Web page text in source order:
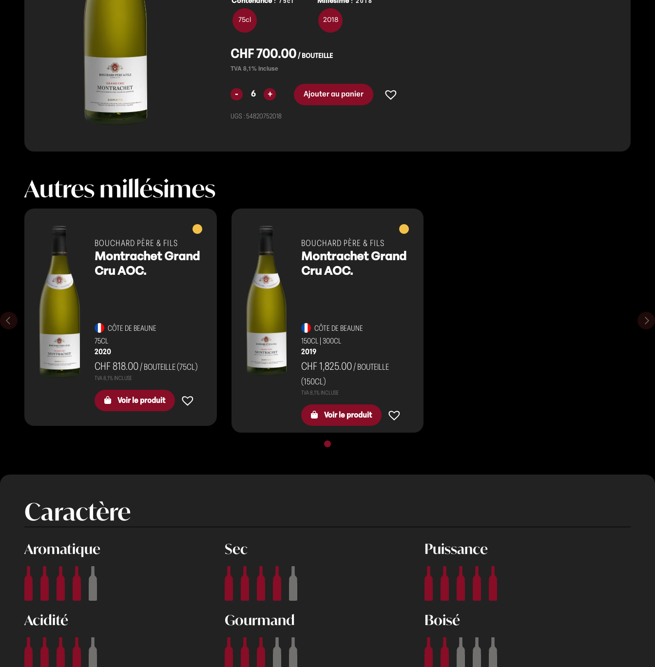
75cl 2018
CHF700.00
Ajouter au panier
UGS : 54820752018
Autres millésimes
Vins
blancs
BOUCHARD PÈRE & FILS
Montrachet Grand
Cru AOC.
CÔTE DE BEAUNE
75CL
2020
CHF 818.00/ BOUTEILLE (75CL)
Voir le produit
Vins
blancs
BOUCHARD PÈRE & FILS
Montrachet Grand
Cru AOC.
CÔTE DE BEAUNE
150CL |300CL
2019
CHF 1,825.00/ BOUTEILLE
(150CL)
Voir le produit
Caractère
Aromatique Sec Puissance
Acidité Gourmand Boisé